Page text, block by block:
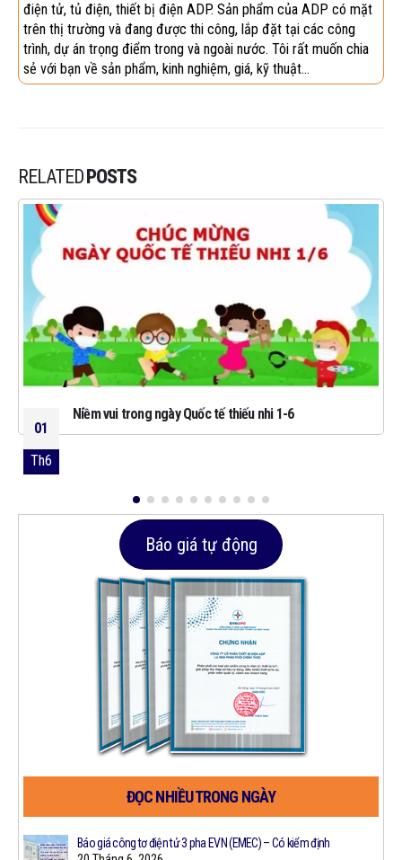
điện tử, tủ điện, thiết bị điện ADP. Sản phẩm của ADP có mặt
trên thị trường và đang được thi công, lắp đặt tại các công
trình, dự án trọng điểm trong và ngoài nước. Tôi rất muốn chia
sẻ với bạn về sản phẩm, kinh nghiệm, giá, kỹ thuật...
RELATED POSTS
01
Th6
Niềm vui trong ngày Quốc tế thiếu nhi 1-6
Báo giá tự động
ĐỌC NHIỀU TRONG NGÀY
Báo giá công tơ điện tử 3 pha EVN (EMEC) – Có kiểm định